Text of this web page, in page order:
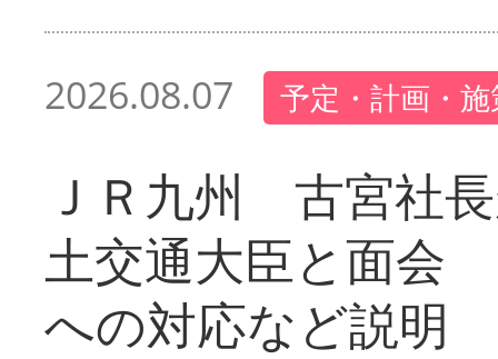
2026.08.07 予定・計画・
ＪＲ九州 古宮社
土交通大臣と面会
への対応など説明